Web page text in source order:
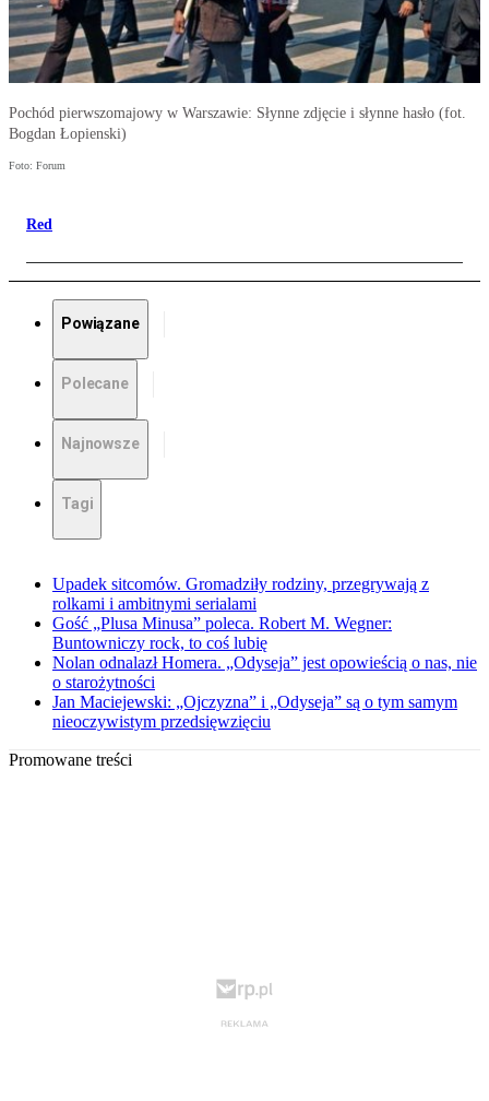
Pochód pierwszomajowy w Warszawie: Słynne zdjęcie i słynne hasło (fot.
Bogdan Łopienski)
Foto: Forum
Red
Powiązane
Polecane
Najnowsze
Tagi
Upadek sitcomów. Gromadziły rodziny, przegrywają z
rolkami i ambitnymi serialami
Gość „Plusa Minusa” poleca. Robert M. Wegner:
Buntowniczy rock, to coś lubię
Nolan odnalazł Homera. „Odyseja” jest opowieścią o nas, nie
o starożytności
Jan Maciejewski: „Ojczyzna” i „Odyseja” są o tym samym
nieoczywistym przedsięwzięciu
Promowane treści